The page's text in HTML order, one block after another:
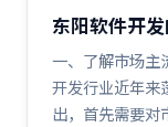
东阳软件开
一、了解市场主
开发行业近年来
出，首先需要对